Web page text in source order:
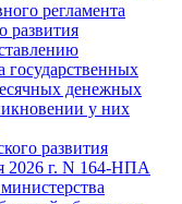
регламента
развития
государственных
денежных
у них
развития
2026 г. N 164-НПА